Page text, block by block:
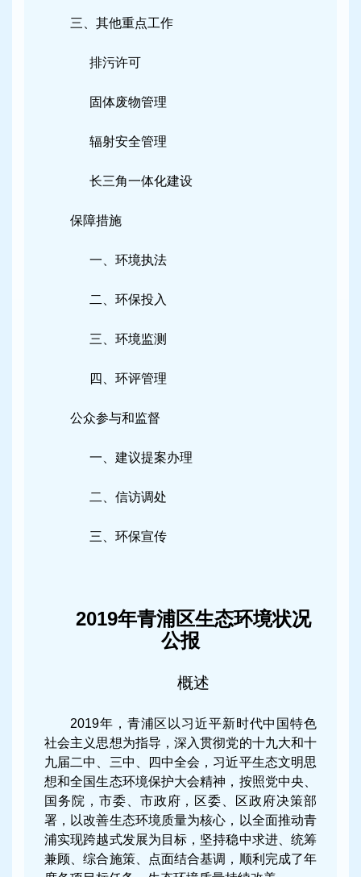
三、其他重点工作
排污许可
固体废物管理
辐射安全管理
长三角一体化建设
保障措施
一、环境执法
二、环保投入
三、环境监测
四、环评管理
公众参与和监督
一、建议提案办理
二、信访调处
三、环保宣传
2019年青浦区生态环境状况
公报
概述
2019年，青浦区以习近平新时代中国特色
社会主义思想为指导，深入贯彻党的十九大和十
九届二中、三中、四中全会，习近平生态文明思
想和全国生态环境保护大会精神，按照党中央、
国务院，市委、市政府，区委、区政府决策部
署，以改善生态环境质量为核心，以全面推动青
浦实现跨越式发展为目标，坚持稳中求进、统筹
兼顾、综合施策、点面结合基调，顺利完成了年